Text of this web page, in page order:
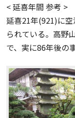
< 延喜年間 参考 >
延喜21年(921)に
られている。高野
で、実に86年後の事